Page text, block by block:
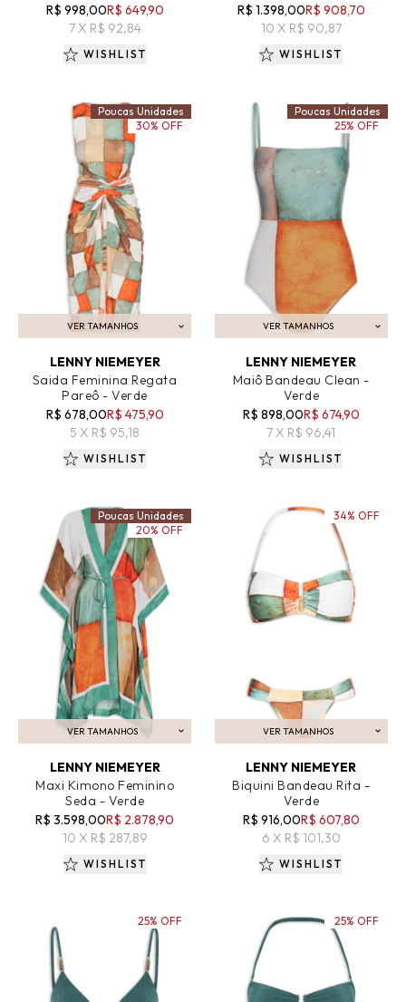
R$ 998,00R$ 649,90
7 X R$ 92,84
WISHLIST
R$ 1.398,00R$ 908,70
10 X R$ 90,87
WISHLIST
VER TAMANHOS
ADICIONAR AO CARRINHO
LENNY NIEMEYER
Saida Feminina Regata
Pareô - Verde
R$ 678,00R$ 475,90
5 X R$ 95,18
Poucas Unidades
30% OFF
WISHLIST
VER TAMANHOS
ADICIONAR AO CARRINHO
LENNY NIEMEYER
Maiô Bandeau Clean -
Verde
R$ 898,00R$ 674,90
7 X R$ 96,41
Poucas Unidades
25% OFF
WISHLIST
VER TAMANHOS
ADICIONAR AO CARRINHO
LENNY NIEMEYER
Maxi Kimono Feminino
Seda - Verde
R$ 3.598,00R$ 2.878,90
10 X R$ 287,89
Poucas Unidades
20% OFF
WISHLIST
VER TAMANHOS
ADICIONAR AO CARRINHO
LENNY NIEMEYER
Biquini Bandeau Rita -
Verde
R$ 916,00R$ 607,80
6 X R$ 101,30
34% OFF
WISHLIST
25% OFF 25% OFF